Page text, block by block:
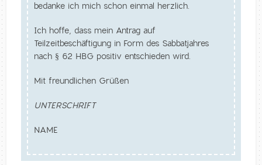
bedanke ich mich schon einmal herzlich.
Ich hoffe, dass mein Antrag auf
Teilzeitbeschäftigung in Form des Sabbatjahres
nach § 62 HBG positiv entschieden wird.
Mit freundlichen Grüßen
UNTERSCHRIFT
NAME